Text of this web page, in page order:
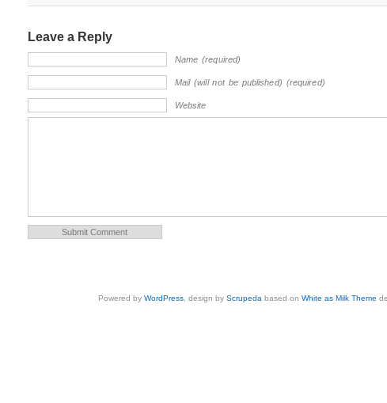
Leave a Reply
Name (required)
Mail (will not be published) (required)
Website
Powered byWordPress , design byScrupeda based onWhite as Milk Theme